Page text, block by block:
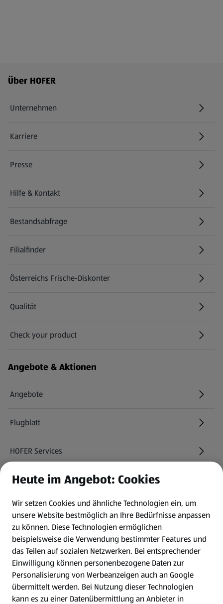
Fußzeilenmenü - weitere Links
Über HOFER
Unternehmen
Karriere
(öffnet in einem neuen Tab)
Presse
Hilfe & Kontakt
(öffnet in einem neuen Tab)
Bestandsabfrage
(öffnet in einem neuen Tab)
Filialfinder
Österreichs Frische-Diskonter
Qualität
Check your product
(öffnet in einem neuen Tab)
Angebote & Aktionen
Angebote
Flugblatt
HOFER Services
Newsletter
WhatsApp
Gewinnspiele
Mein HOFER. Meine Einkäufe.
Meine Meinung. Mein HOFER.
Heute im Angebot: Cookies
Wir setzen Cookies und ähnliche Technologien ein, um
unsere Website bestmöglich an Ihre Bedürfnisse anpassen
zu können. Diese Technologien ermöglichen
beispielsweise die Verwendung bestimmter Features und
das Teilen auf sozialen Netzwerken. Bei entsprechender
Einwilligung können personenbezogene Daten zur
Personalisierung von Werbeanzeigen auch an Google
übermittelt werden. Bei Nutzung dieser Technologien
kann es zu einer Datenübermittlung an Anbieter in